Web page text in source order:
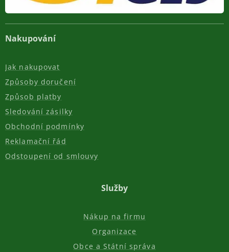
Nakupování
Jak nakupovat
Způsoby doručení
Způsob platby
Sledování zásilky
Obchodní podmínky
Reklamační řád
Odstoupení od smlouvy
Služby
Nákup na firmu
Organizace
Obce a Státní správa